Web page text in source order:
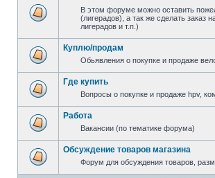
В этом форуме можно оставить
(лигерадов), а так же сделать заказ
лигерадов и т.п.)
Куплю/продам
Обьявления о покупке и продаже
Где купить
Вопросы о покупке и продаже hpv,
Работа
Вакансии (по тематике форума)
Обсуждение товаров магазина
Форум для обсуждения товаров,